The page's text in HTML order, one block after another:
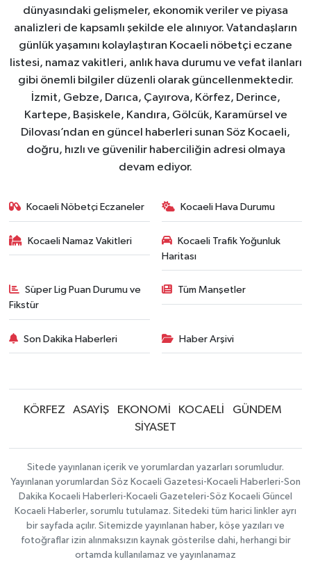
dünyasındaki gelişmeler, ekonomik veriler ve piyasa
analizleri de kapsamlı şekilde ele alınıyor. Vatandaşların
günlük yaşamını kolaylaştıran Kocaeli nöbetçi eczane
listesi, namaz vakitleri, anlık hava durumu ve vefat ilanları
gibi önemli bilgiler düzenli olarak güncellenmektedir.
İzmit, Gebze, Darıca, Çayırova, Körfez, Derince,
Kartepe, Başiskele, Kandıra, Gölcük, Karamürsel ve
Dilovası’ndan en güncel haberleri sunan Söz Kocaeli,
doğru, hızlı ve güvenilir haberciliğin adresi olmaya
devam ediyor.
Kocaeli Nöbetçi Eczaneler Kocaeli Hava Durumu
Kocaeli Namaz Vakitleri
Kocaeli Trafik Yoğunluk
Haritası
Süper Lig Puan Durumu ve
Fikstür
Tüm Manşetler
Son Dakika Haberleri Haber Arşivi
KÖRFEZ ASAYİŞ EKONOMİ KOCAELİ
GÜNDEM
SİYASET
Sitede yayınlanan içerik ve yorumlardan yazarları sorumludur.
Yayınlanan yorumlardan Söz Kocaeli Gazetesi-Kocaeli Haberleri-Son
Dakika Kocaeli Haberleri-Kocaeli Gazeteleri-Söz Kocaeli Güncel
Kocaeli Haberler, sorumlu tutulamaz. Sitedeki tüm harici linkler ayrı
bir sayfada açılır. Sitemizde yayınlanan haber, köşe yazıları ve
fotoğraflar izin alınmaksızın kaynak gösterilse dahi, herhangi bir
ortamda kullanılamaz ve yayınlanamaz